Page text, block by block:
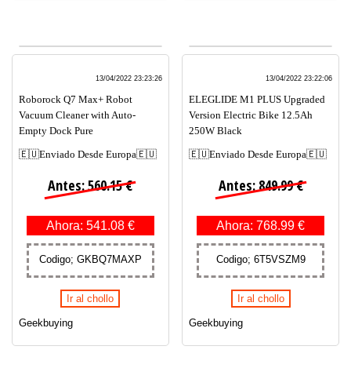
13/04/2022 23:23:26
Roborock Q7 Max+ Robot
Vacuum Cleaner with Auto-
Empty Dock Pure
🇪🇺Enviado Desde Europa🇪🇺
Antes: 560.15 €
Ahora: 541.08 €
Codigo; GKBQ7MAXP
Ir al chollo
Geekbuying
13/04/2022 23:22:06
ELEGLIDE M1 PLUS Upgraded
Version Electric Bike 12.5Ah
250W Black
🇪🇺Enviado Desde Europa🇪🇺
Antes: 849.99 €
Ahora: 768.99 €
Codigo; 6T5VSZM9
Ir al chollo
Geekbuying